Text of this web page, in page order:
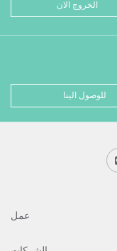
الخروج الان
للوصول الينا
عمل